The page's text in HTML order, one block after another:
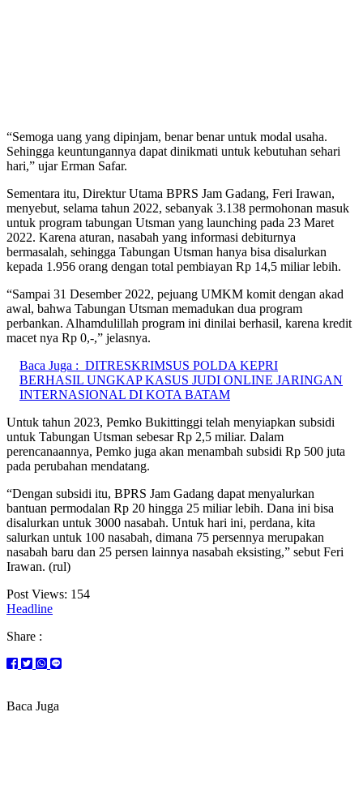
“Semoga uang yang dipinjam, benar benar untuk modal usaha.
Sehingga keuntungannya dapat dinikmati untuk kebutuhan sehari
hari,” ujar Erman Safar.
Sementara itu, Direktur Utama BPRS Jam Gadang, Feri Irawan,
menyebut, selama tahun 2022, sebanyak 3.138 permohonan masuk
untuk program tabungan Utsman yang launching pada 23 Maret
2022. Karena aturan, nasabah yang informasi debiturnya
bermasalah, sehingga Tabungan Utsman hanya bisa disalurkan
kepada 1.956 orang dengan total pembiayan Rp 14,5 miliar lebih.
“Sampai 31 Desember 2022, pejuang UMKM komit dengan akad
awal, bahwa Tabungan Utsman memadukan dua program
perbankan. Alhamdulillah program ini dinilai berhasil, karena kredit
macet nya Rp 0,-,” jelasnya.
Baca Juga : DITRESKRIMSUS POLDA KEPRI
BERHASIL UNGKAP KASUS JUDI ONLINE JARINGAN
INTERNASIONAL DI KOTA BATAM
Untuk tahun 2023, Pemko Bukittinggi telah menyiapkan subsidi
untuk Tabungan Utsman sebesar Rp 2,5 miliar. Dalam
perencanaannya, Pemko juga akan menambah subsidi Rp 500 juta
pada perubahan mendatang.
“Dengan subsidi itu, BPRS Jam Gadang dapat menyalurkan
bantuan permodalan Rp 20 hingga 25 miliar lebih. Dana ini bisa
disalurkan untuk 3000 nasabah. Untuk hari ini, perdana, kita
salurkan untuk 100 nasabah, dimana 75 persennya merupakan
nasabah baru dan 25 persen lainnya nasabah eksisting,” sebut Feri
Irawan. (rul)
Post Views: 154
Headline
Share :
Baca Juga